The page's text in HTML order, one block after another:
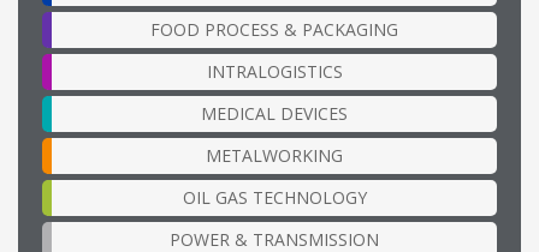
FOOD PROCESS & PACKAGING
INTRALOGISTICS
MEDICAL DEVICES
METALWORKING
OIL GAS TECHNOLOGY
POWER & TRANSMISSION